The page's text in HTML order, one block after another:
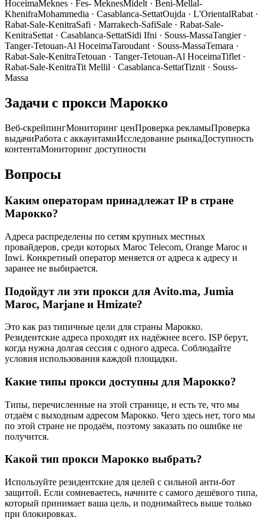
HoceimaMeknes · Fes- MeknesMidelt· Beni-Mellal-
KhenifraMohammedia · Casablanca-SettatOujda · L'OrientalRabat·
Rabat-Sale-KenitraSafi · Marrakech-SafiSale · Rabat-Sale-
KenitraSettat· Casablanca-SettatSidi Ifni · Souss-MassaTangier·
Tanger-Tetouan-Al HoceimaTaroudant· Souss-MassaTemara ·
Rabat-Sale-KenitraTetouan · Tanger-Tetouan-Al HoceimaTiflet·
Rabat-Sale-KenitraTit Mellil · Casablanca-SettatTiznit· Souss-
Massa
Задачи с прокси Марокко
Веб-скрейпингМониторинг ценПроверка рекламыПроверка
выдачиРабота с аккаунтамиИсследование рынкаДоступность
контентаМониторинг доступности
Вопросы
Каким операторам принадлежат IP в стране
Марокко?
Адреса распределены по сетям крупных местных
провайдеров, среди которых Maroc Telecom, Orange Maroc и
Inwi. Конкретный оператор меняется от адреса к адресу и
заранее не выбирается.
Подойдут ли эти прокси для Avito.ma, Jumia
Maroc, Marjane и Hmizate?
Это как раз типичные цели для страны Марокко.
Резидентские адреса проходят их надёжнее всего. ISP берут,
когда нужна долгая сессия с одного адреса. Соблюдайте
условия использования каждой площадки.
Какие типы прокси доступны для Марокко?
Типы, перечисленные на этой странице, и есть те, что мы
отдаём с выходным адресом Марокко. Чего здесь нет, того мы
по этой стране не продаём, поэтому заказать по ошибке не
получится.
Какой тип прокси Марокко выбрать?
Используйте резидентские для целей с сильной анти-бот
защитой. Если сомневаетесь, начните с самого дешёвого типа,
который принимает ваша цель, и поднимайтесь выше только
при блокировках.